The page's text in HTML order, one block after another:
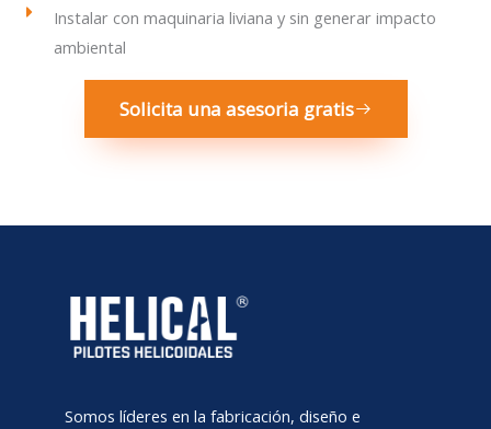
Instalar con maquinaria liviana y sin generar impacto
ambiental
Solicita una asesoria gratis
Somos líderes en la fabricación, diseño e